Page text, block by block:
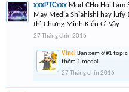
xxxPTCxxx Mod CHo Hỏi Làm
May Media Shỉahishi hay
thì Chưng Minh Kiểu Gì Vậy
27 Tháng chín 2016
Vinci Bạn xem ở #1
thêm 1 medal
27 Tháng chín 2016